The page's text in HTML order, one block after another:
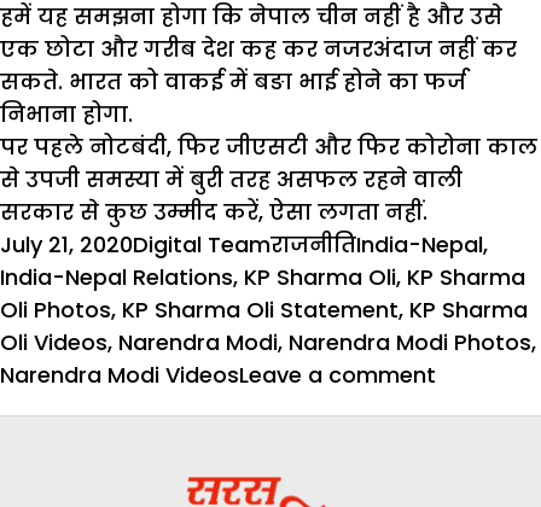
हमें यह समझना होगा कि नेपाल चीन नहीं है और उसे
एक छोटा और गरीब देश कह कर नजरअंदाज नहीं कर
सकते. भारत को वाकई में बङा भाई होने का फर्ज
निभाना होगा.
पर पहले नोटबंदी, फिर जीएसटी और फिर कोरोना काल
से उपजी समस्या में बुरी तरह असफल रहने वाली
सरकार से कुछ उम्मीद करें, ऐसा लगता नहीं.
Posted
on
July 21, 2020Author
Digital TeamCategories
राजनीतिTags
India-Nepal,
India-Nepal Relations, KP Sharma Oli, KP Sharma
Oli Photos, KP Sharma Oli Statement, KP Sharma
Oli Videos, Narendra Modi, Narendra Modi Photos,
Narendra Modi VideosLeave a comment